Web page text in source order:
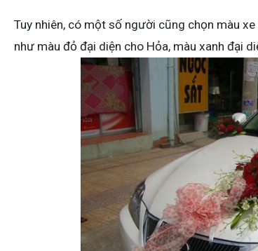
Tuy nhiên, có một số người cũng chọn màu
như màu đỏ đại diện cho Hỏa, màu xanh đại